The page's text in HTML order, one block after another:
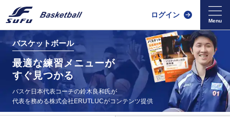
ログイン
バスケットボール
最適な練習メニューが
すぐ見つかる
バスケ日本代表コーチの鈴木良和氏が
代表を務める株式会社ERUTLUCがコンテンツ提供